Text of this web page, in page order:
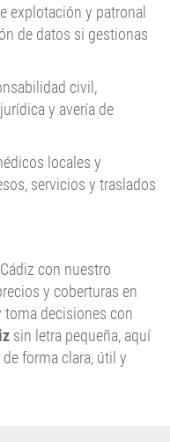
explotación y patronal
de datos si gestionas
civil,
y avería de
locales y
servicios y traslados
con nuestro
y coberturas en
toma decisiones con
sin letra pequeña, aquí
de forma clara, útil y